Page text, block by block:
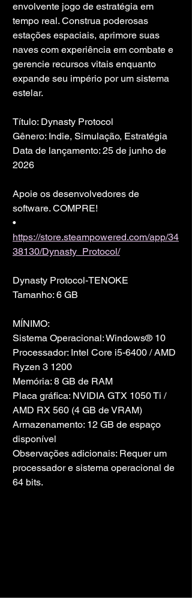
envolvente jogo de estratégia em
tempo real. Construa poderosas
estações espaciais, aprimore suas
naves com experiência em combate e
gerencie recursos vitais enquanto
expande seu império por um sistema
estelar.
Título: Dynasty Protocol
Gênero: Indie, Simulação, Estratégia
Data de lançamento: 25 de junho de
2026
Apoie os desenvolvedores de
software. COMPRE!
•
https://store.steampowered.com/app/34
38130/Dynasty_Protocol/
Dynasty Protocol-TENOKE
Tamanho: 6 GB
MÍNIMO:
Sistema Operacional: Windows® 10
Processador: Intel Core i5-6400 / AMD
Ryzen 3 1200
Memória: 8 GB de RAM
Placa gráfica: NVIDIA GTX 1050 Ti /
AMD RX 560 (4 GB de VRAM)
Armazenamento: 12 GB de espaço
disponível
Observações adicionais: Requer um
processador e sistema operacional de
64 bits.